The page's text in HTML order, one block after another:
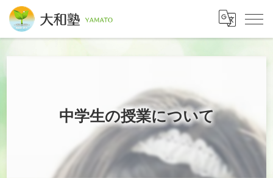
中学生の授業について